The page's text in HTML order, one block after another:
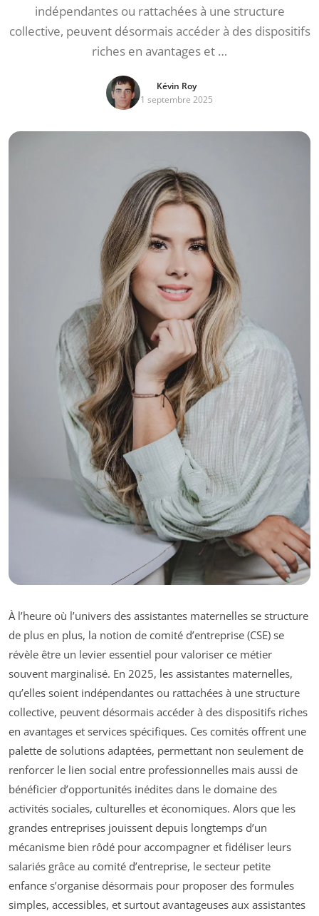
indépendantes ou rattachées à une structure
collective, peuvent désormais accéder à des dispositifs
riches en avantages et …
Kévin Roy
1 septembre 2025
À l’heure où l’univers des assistantes maternelles se structure
de plus en plus, la notion de comité d’entreprise (CSE) se
révèle être un levier essentiel pour valoriser ce métier
souvent marginalisé. En 2025, les assistantes maternelles,
qu’elles soient indépendantes ou rattachées à une structure
collective, peuvent désormais accéder à des dispositifs riches
en avantages et services spécifiques. Ces comités offrent une
palette de solutions adaptées, permettant non seulement de
renforcer le lien social entre professionnelles mais aussi de
bénéficier d’opportunités inédites dans le domaine des
activités sociales, culturelles et économiques. Alors que les
grandes entreprises jouissent depuis longtemps d’un
mécanisme bien rôdé pour accompagner et fidéliser leurs
salariés grâce au comité d’entreprise, le secteur petite
enfance s’organise désormais pour proposer des formules
simples, accessibles, et surtout avantageuses aux assistantes